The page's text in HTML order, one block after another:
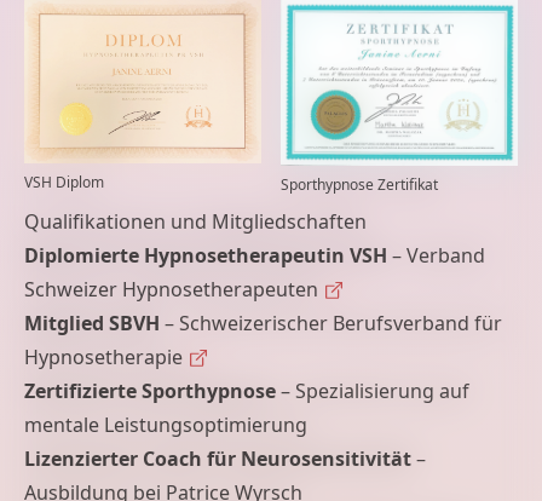
VSH Diplom Sporthypnose Zertifikat
Qualifikationen und Mitgliedschaften
Diplomierte Hypnosetherapeutin VSH –Verband
Schweizer Hypnosetherapeuten
Mitglied SBVH –Schweizerischer Berufsverband für
Hypnosetherapie
Zertifizierte Sporthypnose– Spezialisierung auf
mentale Leistungsoptimierung
Lizenzierter Coach für Neurosensitivität–
Ausbildung bei Patrice Wyrsch